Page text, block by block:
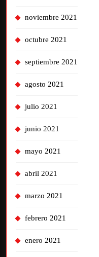
noviembre 2021
octubre 2021
septiembre 2021
agosto 2021
julio 2021
junio 2021
mayo 2021
abril 2021
marzo 2021
febrero 2021
enero 2021